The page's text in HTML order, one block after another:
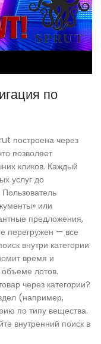
по
построена через
позволяет
кликов. Каждый
услуг до
или
предложения,
перегружен — все
внутри категории
время и
лотов.
через категории?
(например,
по типу вещества.
внутренний поиск в